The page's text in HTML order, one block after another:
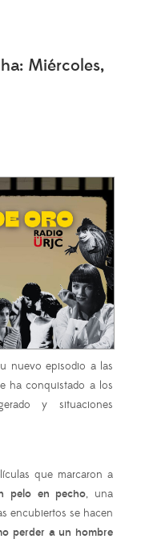
Miércoles,
nuevo episodio a las
ha conquistado a los
y situaciones
que marcaron a
pelo en pecho, una
encubiertos se hacen
perder a un hombre